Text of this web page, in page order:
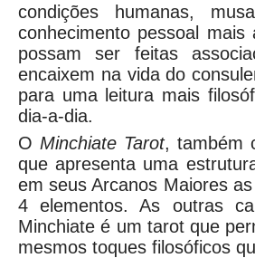
condições humanas,
conhecimento pessoal
possam ser feitas
encaixem na vida do
para uma leitura mais
dia-a-dia.
O Minchiate Tarot, também
que apresenta uma
em seus Arcanos Maiores
4 elementos. As outras
Minchiate é um tarot que
mesmos toques filosóficos